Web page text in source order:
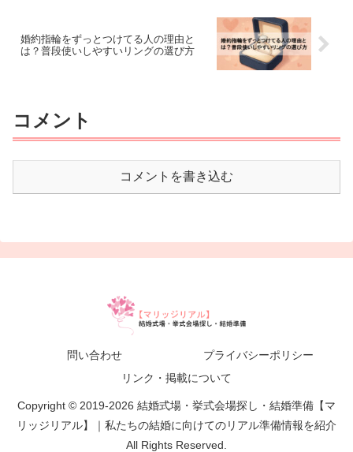
婚約指輪をずっとつけてる人の理由と
は？普段使いしやすいリングの選び方
コメント
コメントを書き込む
問い合わせ
プライバシーポリシー
リンク・掲載について
Copyright © 2019-2026 結婚式場・挙式会場探し・結婚準備【マ
リッジリアル】｜私たちの結婚に向けてのリアル準備情報を紹介
All Rights Reserved.